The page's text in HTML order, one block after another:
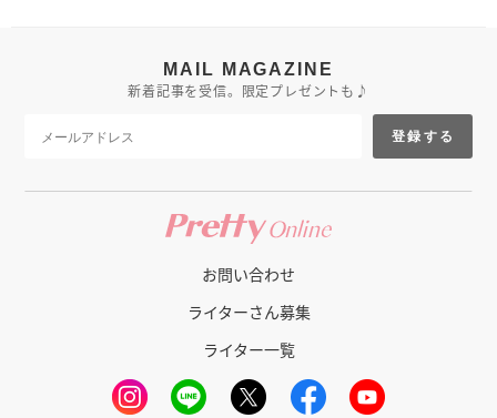
MAIL MAGAZINE
新着記事を受信。限定プレゼントも♪
登録する
お問い合わせ
ライターさん募集
ライター一覧